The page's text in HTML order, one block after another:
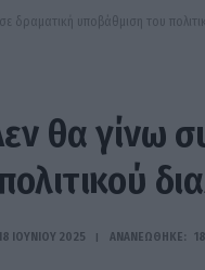
δραματική υποβάθμιση του
θα γίνω
ΙΟΥΝΊΟΥ 2025 ΑΝΑΝΕΏΘΗΚΕ: